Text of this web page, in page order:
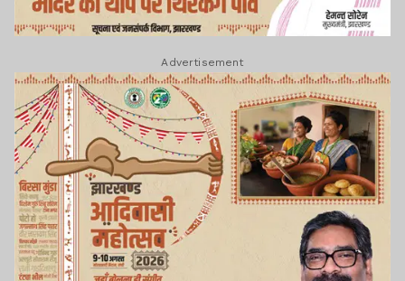
Advertisement